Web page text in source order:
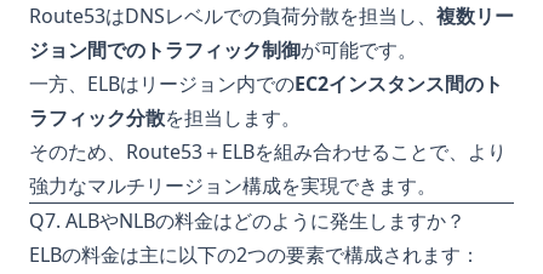
Route53はDNSレベルでの負荷分散を担当し、 複数リー
ジョン間でのトラフィック制御が可能です。
一方、ELBはリージョン内でのEC2インスタンス間のト
ラフィック分散を担当します。
そのため、Route53＋ELBを組み合わせることで、より
強力なマルチリージョン構成を実現できます。
Q7. ALBやNLBの料金はどのように発生しますか？
ELBの料金は主に以下の2つの要素で構成されます：